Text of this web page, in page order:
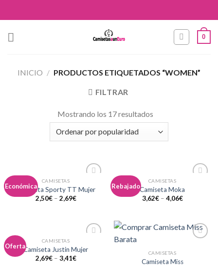
to
0
INICIO / PRODUCTOS ETIQUETADOS “WOMEN”
FILTRAR
Mostrando los 17 resultados
Económica
a la
CAMISETAS
Camiseta Sporty TT Mujer
2,50€– 2,69€
Rebajado
CAMISETAS
Camiseta Moka
3,62€– 4,06€
Oferta
a la
CAMISETAS
Camiseta Justin Mujer
2,69€– 3,41€
CAMISETAS
Camiseta Miss